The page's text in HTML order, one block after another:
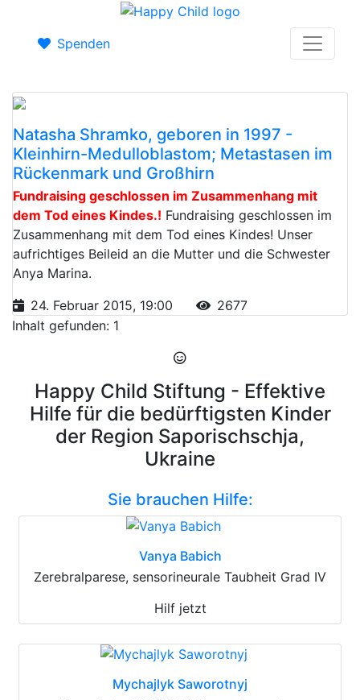
Spenden
Natasha Shramko, geboren in 1997 -
Kleinhirn-Medulloblastom; Metastasen im
Rückenmark und Großhirn
Fundraising geschlossen im Zusammenhang mit
dem Tod eines Kindes.! Fundraising geschlossen im
Zusammenhang mit dem Tod eines Kindes! Unser
aufrichtiges Beileid an die Mutter und die Schwester
Anya Marina.
24. Februar 2015, 19:00
2677
Inhalt gefunden: 1
Happy Child Stiftung - Effektive
Hilfe für die bedürftigsten Kinder
der Region Saporischschja,
Ukraine
Sie brauchen Hilfe:
Vanya Babich
Zerebralparese, sensorineurale Taubheit Grad IV
Hilf jetzt
Mychajlyk Saworotnyj